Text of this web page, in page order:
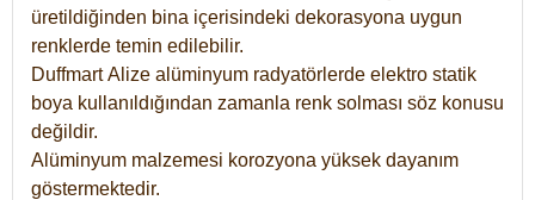
üretildiğinden bina içerisindeki dekorasyona uygun
renklerde temin edilebilir.
DuffmartAlize alüminyum radyatörlerde elektro statik
boya kullanıldığından zamanla renk solması söz konusu
değildir.
Alüminyum malzemesi korozyona yüksek dayanım
göstermektedir.